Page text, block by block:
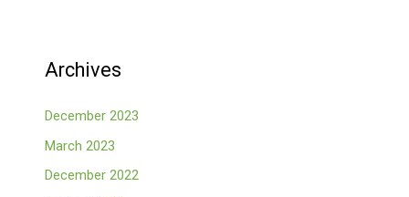
Archives
December 2023
March 2023
December 2022